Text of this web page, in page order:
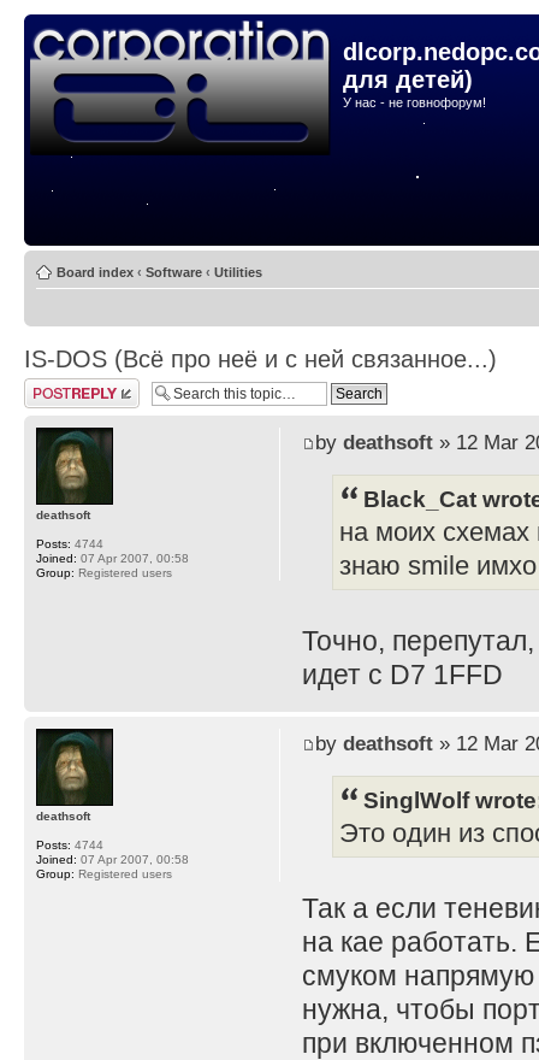
для детей)
У нас - не говнофорум!
Board index ‹ Software ‹ Utilities
IS-DOS (Всё про неё и с ней связанное...)
Post a reply
by deathsoft» 12 Mar
Black_Cat
на моих схемах
знаю smile
Точно,
идет с D7 1FFD
deathsoft
Posts: 4744
Joined: 07 Apr 2007, 00:58
Group: Registered users
by deathsoft» 12 Mar
SinglWolf
Это один из
Так а если
на кае работать.
смуком напрямую
нужна, чтобы
при включенном
deathsoft
Posts: 4744
Joined: 07 Apr 2007, 00:58
Group: Registered users